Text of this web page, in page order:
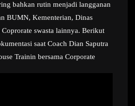
bahkan rutin menjadi langganan
BUMN, Kementerian, Dinas
swasta lainnya. Berikut
saat Coach Dian Saputra
Trainin bersama Corporate